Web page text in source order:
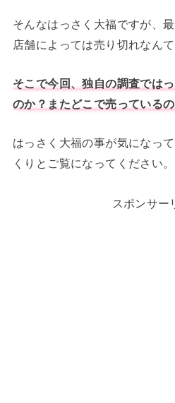
そんなはっさく大福ですが、
店舗によっては売り切れなん
そこで今回、独自の調査では
のか？またどこで売っている
はっさく大福の事が気になっ
くりとご覧になってください。
スポンサー